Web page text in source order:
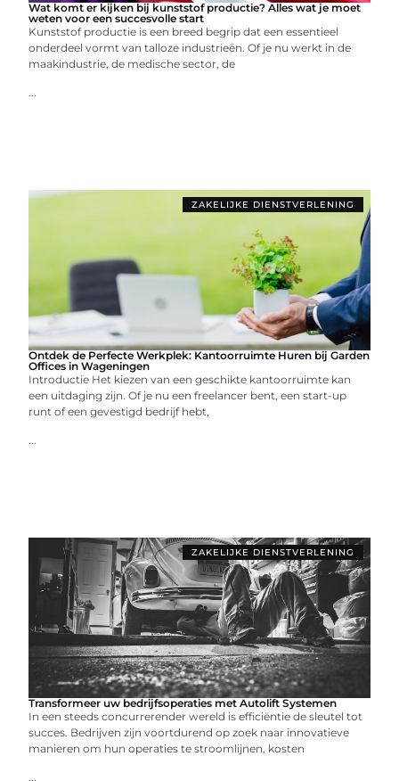
Wat komt er kijken bij kunststof productie? Alles wat je moet
weten voor een succesvolle start
Kunststof productie is een breed begrip dat een essentieel
onderdeel vormt van talloze industrieën. Of je nu werkt in de
maakindustrie, de medische sector, de
...
ZAKELIJKE DIENSTVERLENING
Ontdek de Perfecte Werkplek: Kantoorruimte Huren bij Garden
Offices in Wageningen
Introductie Het kiezen van een geschikte kantoorruimte kan
een uitdaging zijn. Of je nu een freelancer bent, een start-up
runt of een gevestigd bedrijf hebt,
...
ZAKELIJKE DIENSTVERLENING
Transformeer uw bedrijfsoperaties met Autolift Systemen
In een steeds concurrerender wereld is efficiëntie de sleutel tot
succes. Bedrijven zijn voortdurend op zoek naar innovatieve
manieren om hun operaties te stroomlijnen, kosten
...